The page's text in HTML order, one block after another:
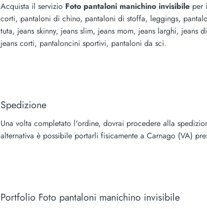
Acquista il servizio Foto pantaloni manichino invisibile per
corti, pantaloni di chino, pantaloni di stoffa, leggings,
tuta, jeans skinny, jeans slim, jeans mom, jeans larghi, jeans
jeans corti, pantaloncini sportivi, pantaloni da sci.
Spedizione
Una volta completato l'ordine, dovrai procedere alla
alternativa è possibile portarli fisicamente a Carnago (VA)
Portfolio Foto pantaloni manichino invisibile